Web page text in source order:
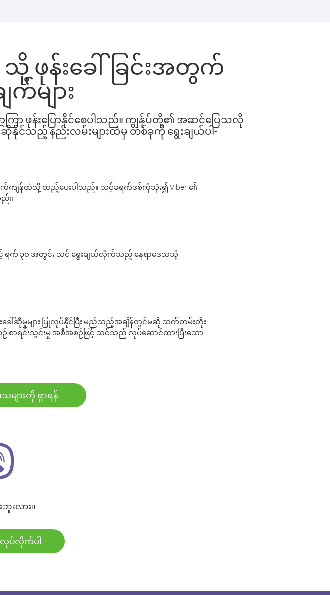
ဖုန်းခေါ်ခြင်းအတွက်
က်များ
ြာ ဖုန်းပြောနိုင်စေပါသည်။ ကျွန်ုပ်တို့၏ အဆင်ပြေသလို
ဆိုနိုင်သည့် နည်းလမ်းများထဲမှ တစ်ခုကို ရွေးချယ်ပါ-
ကျန်ထဲသို့ ထည့်ပေးပါသည်။ သင့်ခရက်ဒစ်ကိုသုံး၍ Viber ၏
ည်။
င့် ရက် ၃၀ အတွင်း သင် ရွေးချယ်လိုက်သည့် နေရာဒေသသို့
းခေါ်ဆိုမှုများ ပြုလုပ်နိုင်ပြီး မည်သည့်အချိန်တွင်မဆို သက်တမ်းတိုး
ာရင်းသွင်းမှု အစီအစဉ်ဖြင့် သင်သည် လုပ်ဆောင်ထားပြီးသော
များကို ရှာရန်
ဘူးလား။
လုပ်လိုက်ပါ